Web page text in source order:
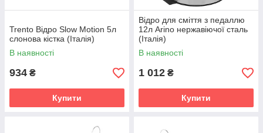
Trento Відро Slow Motion 5л
слонова кістка (Італія)
В наявності
934 ₴
Купити
Відро для сміття з педаллю
12л Arino нержавіючої сталь
(Італія)
В наявності
1 012 ₴
Купити